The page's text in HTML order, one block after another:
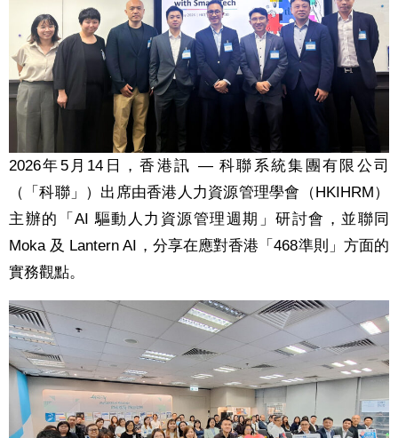
2026年5月14日，香港訊 — 科聯系統集團有限公司
（「科聯」）出席由香港人力資源管理學會（HKIHRM）
主辦的「AI 驅動人力資源管理週期」研討會，並聯同
Moka 及 Lantern AI，分享在應對香港「468準則」方面的
實務觀點。